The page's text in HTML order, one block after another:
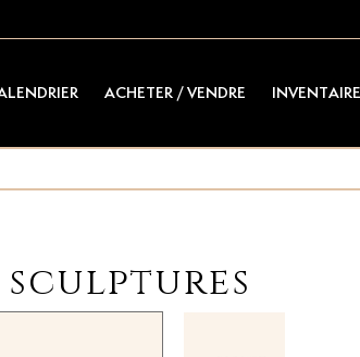
ACHETER / VENDRE
sculptures